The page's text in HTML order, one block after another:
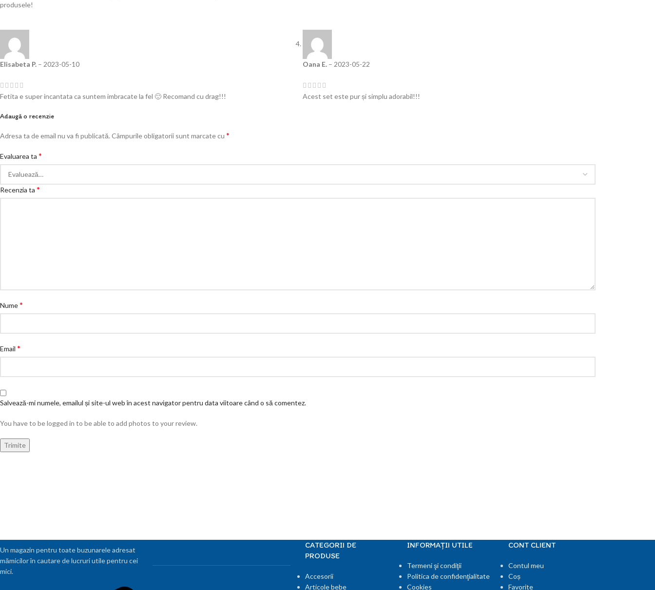
produsele!
Elisabeta P. – 2023-05-10
Fetita e super incantata ca suntem imbracate la fel 🙂 Recomand cu drag!!!
Oana E. – 2023-05-22
Acest set este pur și simplu adorabil!!!
Adaugă o recenzie
Adresa ta de email nu va fi publicată. Câmpurile obligatorii sunt marcate cu *
Evaluarea ta *
Recenzia ta *
Nume*
Email *
Salvează-mi numele, emailul și site-ul web în acest navigator pentru data viitoare când o să comentez.
You have to be logged in to be able to add photos to your review.
Un magazin pentru toate buzunarele adresat
mămicilor în cautare de lucruri utile pentru cei
mici.
CATEGORII DE
PRODUSE
Accesorii
Articole bebe
INFORMAŢII UTILE
Termeni şi condiţii
Politica de confidenţialitate
Cookies
CONT CLIENT
Contul meu
Coș
Favorite